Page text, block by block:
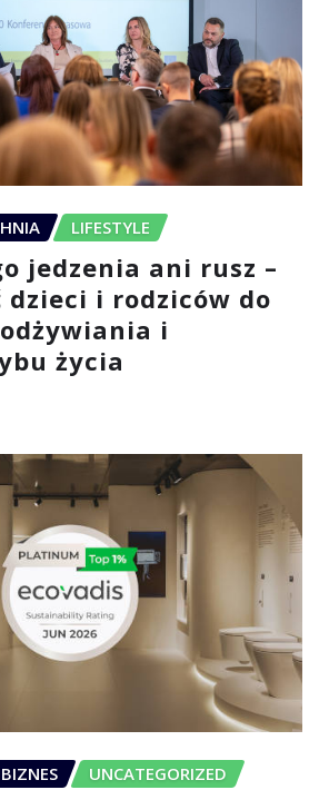
LIFESTYLE
jedzenia ani rusz –
dzieci i rodziców do
i
życia
BIZNES UNCATEGORIZED